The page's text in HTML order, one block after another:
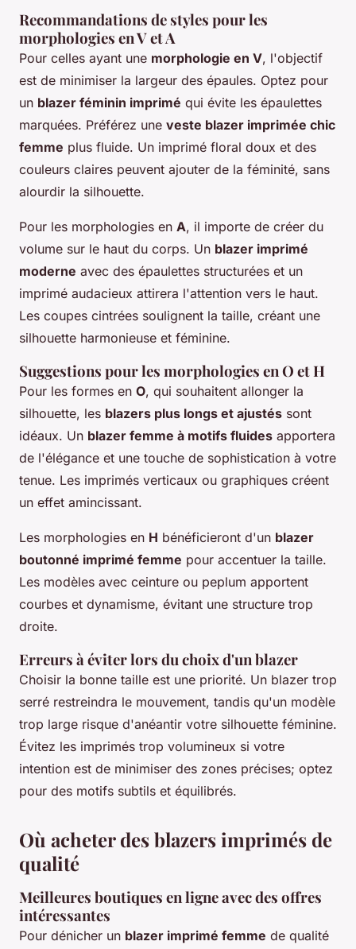
Recommandations de styles pour les
morphologies en V et A
Pour celles ayant une morphologie en V, l'objectif
est de minimiser la largeur des épaules. Optez pour
un blazer féminin imprimé qui évite les épaulettes
marquées. Préférez une veste blazer imprimée chic
femme plus fluide. Un imprimé floral doux et des
couleurs claires peuvent ajouter de la féminité, sans
alourdir la silhouette.
Pour les morphologies en A, il importe de créer du
volume sur le haut du corps. Un blazer imprimé
moderne avec des épaulettes structurées et un
imprimé audacieux attirera l'attention vers le haut.
Les coupes cintrées soulignent la taille, créant une
silhouette harmonieuse et féminine.
Suggestions pour les morphologies en O et H
Pour les formes en O, qui souhaitent allonger la
silhouette, les blazers plus longs et ajustés sont
idéaux. Un blazer femme à motifs fluides apportera
de l'élégance et une touche de sophistication à votre
tenue. Les imprimés verticaux ou graphiques créent
un effet amincissant.
Les morphologies en H bénéficieront d'un blazer
boutonné imprimé femme pour accentuer la taille.
Les modèles avec ceinture ou peplum apportent
courbes et dynamisme, évitant une structure trop
droite.
Erreurs à éviter lors du choix d'un blazer
Choisir la bonne taille est une priorité. Un blazer trop
serré restreindra le mouvement, tandis qu'un modèle
trop large risque d'anéantir votre silhouette féminine.
Évitez les imprimés trop volumineux si votre
intention est de minimiser des zones précises; optez
pour des motifs subtils et équilibrés.
Où acheter des blazers imprimés de
qualité
Meilleures boutiques en ligne avec des offres
intéressantes
Pour dénicher un blazer imprimé femme de qualité